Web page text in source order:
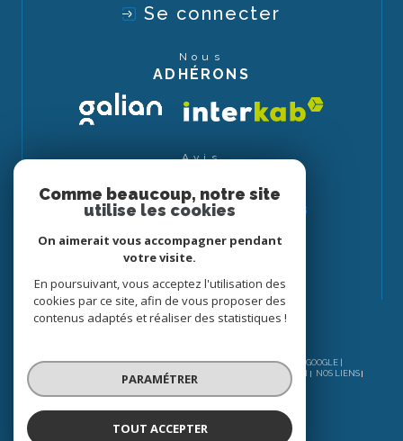
Se connecter
Nous
ADHÉRONS
Avis
© 2026 | TOUS DROITS RÉSERVÉS | TRADUCTION POWERED BY GOOGLE |
PLAN DU SITE MENTIONS LÉGALES ADMIN
NOS LIENS
POLITIQUE RGPD
Comme beaucoup, notre site
utilise les cookies
On aimerait vous accompagner pendant
votre visite.
En poursuivant, vous acceptez l'utilisation des
cookies par ce site, afin de vous proposer des
contenus adaptés et réaliser des statistiques !
PARAMÉTRER
TOUT ACCEPTER